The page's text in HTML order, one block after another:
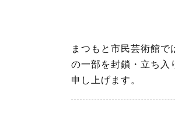
o
o
k
e
r
まつもと市民芸術館で
の一部を封鎖・立ち入
申し上げます。